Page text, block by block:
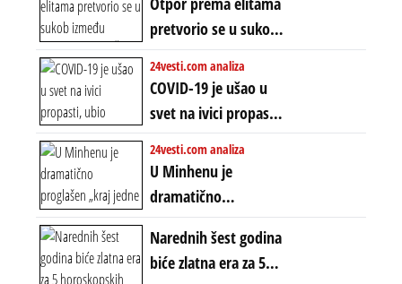
previranja i kolapsa
starog poretka
Rat u Iranu je rat za
globalne preferencije
pretvorio se u sukob
između običnih ljudi:
ZAŠTO SE DEŠAVA
EKSTREMNA
POLARIZACIJA?
24vesti.com analiza
COVID-19 je ušao u
svet na ivici propasti,
ubio milione, ali je
spasao sistem
24vesti.com analiza
U Minhenu je
dramatično
proglašen „kraj jedne
ere“, ali sa
dvostrukom
Narednih šest godina
biće zlatna era za 5